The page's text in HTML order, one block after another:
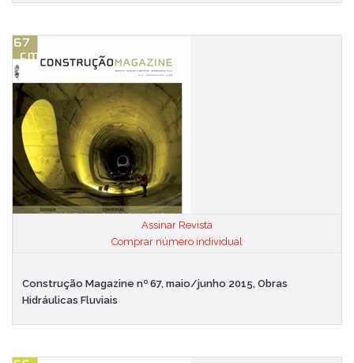
Assinar Revista
Comprar número individual
Construção Magazine nº 67, maio/junho 2015, Obras
Hidráulicas Fluviais